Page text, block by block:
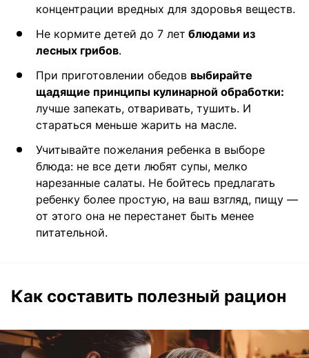
концентрации вредных для здоровья веществ.
Не кормите детей до 7 лет блюдами из
лесных грибов.
При приготовлении обедов выбирайте
щадящие принципы кулинарной обработки:
лучше запекать, отваривать, тушить. И
стараться меньше жарить на масле.
Учитывайте пожелания ребенка в выборе
блюда: не все дети любят супы, мелко
нарезанные салаты. Не бойтесь предлагать
ребенку более простую, на ваш взгляд, пищу —
от этого она не перестанет быть менее
питательной.
Как составить полезный рацион